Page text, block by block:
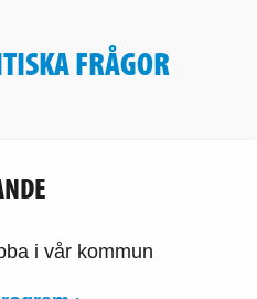
FRÅGOR
i vår kommun